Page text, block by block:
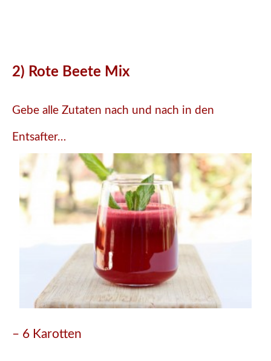
2) Rote Beete Mix
Gebe alle Zutaten nach und nach in den
Entsafter…
– 6 Karotten